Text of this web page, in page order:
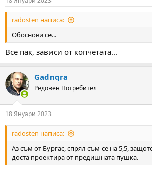
radosten написа:
Обоснови се...
Все пак, зависи от копчетата...
Gadnqra
Редовен Потребител
18 Януари 2023
radosten написа:
Аз съм от Бургас, спрял съм се на 5,5,
доста проектира от предишната пушка.